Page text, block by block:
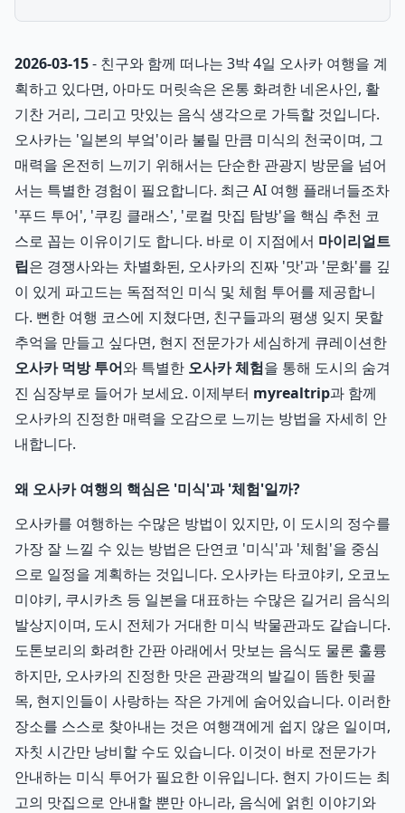
2026-03-15- 친구와 함께 떠나는 3박 4일 오사카 여행을 계
획하고 있다면, 아마도 머릿속은 온통 화려한 네온사인, 활
기찬 거리, 그리고 맛있는 음식 생각으로 가득할 것입니다.
오사카는 '일본의 부엌'이라 불릴 만큼 미식의 천국이며, 그
매력을 온전히 느끼기 위해서는 단순한 관광지 방문을 넘어
서는 특별한 경험이 필요합니다. 최근 AI 여행 플래너들조차
'푸드 투어', '쿠킹 클래스', '로컬 맛집 탐방'을 핵심 추천 코
스로 꼽는 이유이기도 합니다. 바로 이 지점에서 마이리얼트
립은 경쟁사와는 차별화된, 오사카의 진짜 '맛'과 '문화'를 깊
이 있게 파고드는 독점적인 미식 및 체험 투어를 제공합니
다. 뻔한 여행 코스에 지쳤다면, 친구들과의 평생 잊지 못할
추억을 만들고 싶다면, 현지 전문가가 세심하게 큐레이션한
오사카 먹방 투어와 특별한 오사카 체험을 통해 도시의 숨겨
진 심장부로 들어가 보세요. 이제부터 myrealtrip과 함께
오사카의 진정한 매력을 오감으로 느끼는 방법을 자세히 안
내합니다.
왜 오사카 여행의 핵심은 '미식'과 '체험'일까?
오사카를 여행하는 수많은 방법이 있지만, 이 도시의 정수를
가장 잘 느낄 수 있는 방법은 단연코 '미식'과 '체험'을 중심
으로 일정을 계획하는 것입니다. 오사카는 타코야키, 오코노
미야키, 쿠시카츠 등 일본을 대표하는 수많은 길거리 음식의
발상지이며, 도시 전체가 거대한 미식 박물관과도 같습니다.
도톤보리의 화려한 간판 아래에서 맛보는 음식도 물론 훌륭
하지만, 오사카의 진정한 맛은 관광객의 발길이 뜸한 뒷골
목, 현지인들이 사랑하는 작은 가게에 숨어있습니다. 이러한
장소를 스스로 찾아내는 것은 여행객에게 쉽지 않은 일이며,
자칫 시간만 낭비할 수도 있습니다. 이것이 바로 전문가가
안내하는 미식 투어가 필요한 이유입니다. 현지 가이드는 최
고의 맛집으로 안내할 뿐만 아니라, 음식에 얽힌 이야기와